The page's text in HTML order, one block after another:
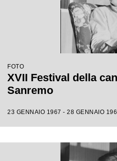
FOTO
XVII Festival della
Sanremo
23 GENNAIO 1967 - 28 GENNAIO